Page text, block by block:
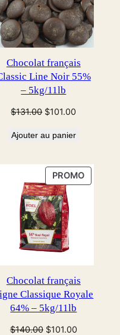
Chocolat français
Line Noir 55%
– 5kg/11lb
$131.00 Le
initial
$131.00.
$101.00
actuel
$101.00.
Ajouter au panier
PROMO
EN
Chocolat français
Classique Royale
64% – 5kg/11lb
$140.00 Le
$101.00Le